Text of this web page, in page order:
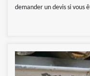
demander un devis si vous